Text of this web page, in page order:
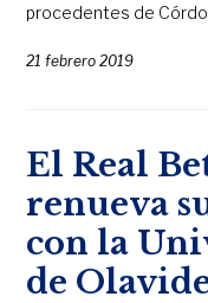
procedentes de
21 febrero 2019
El Real
renueva
con la
de